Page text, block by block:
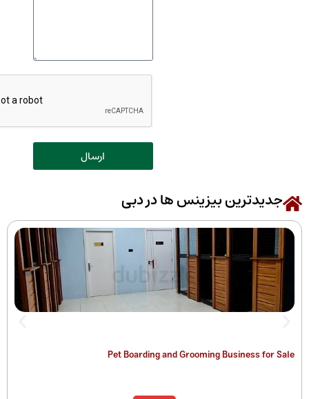
بیزینس ها در دبی
Pet Boarding and Grooming